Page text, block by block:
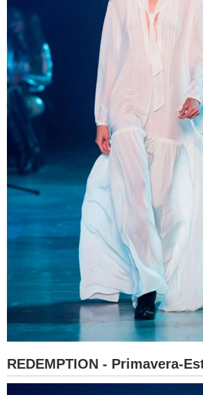
REDEMPTION - Primavera-